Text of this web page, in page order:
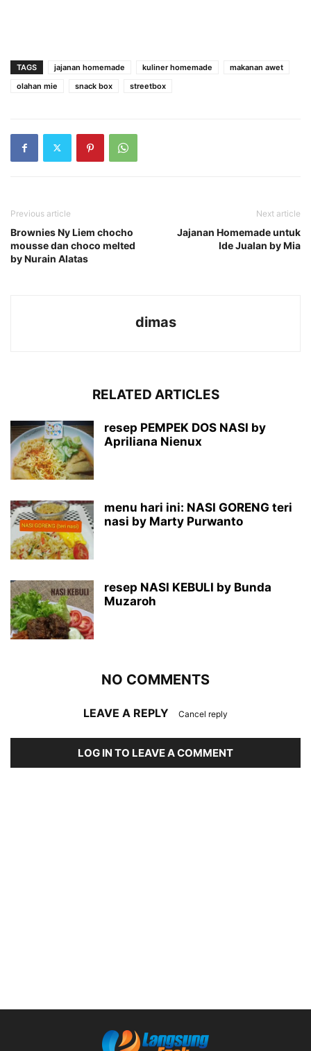
TAGS jajanan homemade kuliner homemade
makanan awet
olahan mie
snack box streetbox
Previous article
Brownies Ny Liem chocho
mousse dan choco melted
by Nurain Alatas
Next article
Jajanan Homemade untuk
Ide Jualan by Mia
dimas
RELATED ARTICLES
resep PEMPEK DOS NASI by
Apriliana Nienux
menu hari ini: NASI GORENG teri
nasi by Marty Purwanto
resep NASI KEBULI by Bunda
Muzaroh
NO COMMENTS
LEAVE A REPLY Cancel reply
LOG IN TO LEAVE A COMMENT